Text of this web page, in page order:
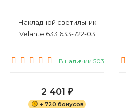
Накладной светильник
Velante 633 633-722-03
В наличии 503
2 401 ₽
+ 720 бонусов